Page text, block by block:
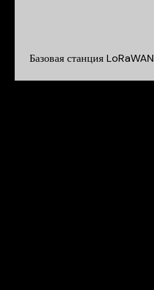
Базовая станция LoRaWAN